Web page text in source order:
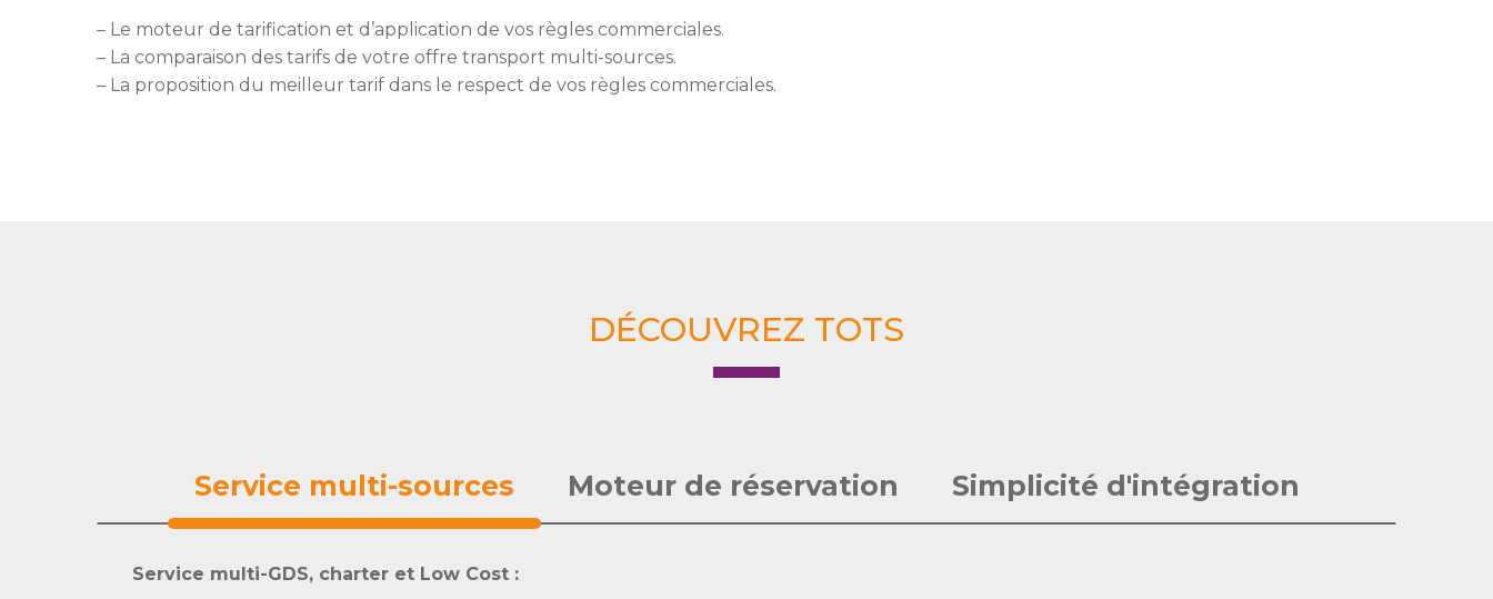
– Le moteur de tarification et d’application de vos règles commerciales.
– La comparaison des tarifs de votre offre transport multi-sources.
– La proposition du meilleur tarif dans le respect de vos règles commerciales.
DÉCOUVREZ TOTS
Service multi-sources Moteur de réservation Simplicité d'intégration
Service multi-GDS, charter et Low Cost :